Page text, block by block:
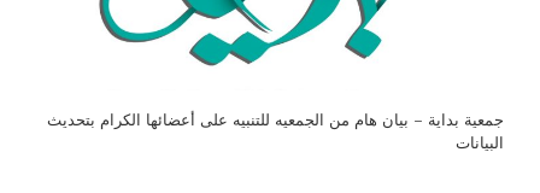
جمعية بداية – بيان هام من الجمعيه للتنبيه على أعضائها الكرام بتحديث
البيانات